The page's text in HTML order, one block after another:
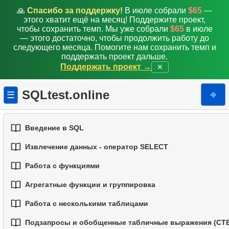
🙏 Спасибо за поддержку! В июле собрали $65 —
этого хватит ещё на месяц! Поддержите проект,
чтобы сохранить темп. Мы уже собрали $65в июле
— этого достаточно, чтобы продолжить работу до
следующего месяца. Помогите нам сохранить темп и
поддержать проект дальше.
Поддержать проект →
✕
☰ SQLtest.online ⎆
Введение в SQL
1.Введение в базы данных
Типы баз данных
Извлечение данных - оператор SELECT
1.Выборка данных из таблицы
2. Фильтрация данных
Работа с функциями
1.Встроенные функции SQL
Основные строковые функции
Агрегатные функции и группировка
1.Базовые агрегатные функции
Работа с несколькими таблицами
1.Основы соединений (JOIN) в SQL
Подзапросы и обобщенные табличные выражения